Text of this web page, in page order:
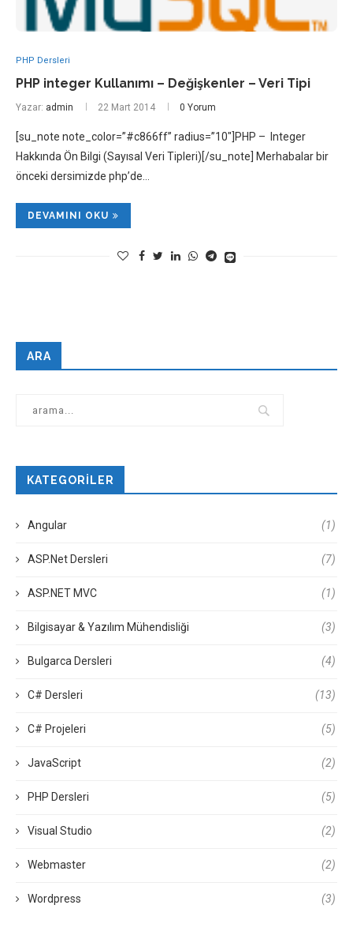
PHP Dersleri
PHP integer Kullanımı – Değişkenler – Veri Tipi
Yazar: admin 22 Mart 2014 0 Yorum
[su_note note_color=”#c866ff” radius=”10″]PHP – Integer
Hakkında Ön Bilgi (Sayısal Veri Tipleri)[/su_note] Merhabalar bir
önceki dersimizde php’de…
DEVAMINI OKU
ARA
KATEGORILER
Angular (1)
ASP.Net Dersleri (7)
ASP.NET MVC (1)
Bilgisayar & Yazılım Mühendisliği (3)
Bulgarca Dersleri (4)
C# Dersleri (13)
C# Projeleri (5)
JavaScript (2)
PHP Dersleri (5)
Visual Studio (2)
Webmaster (2)
Wordpress (3)